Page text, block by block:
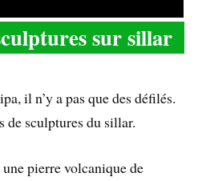
sur sillar
il n’y a pas que des défilés.
de sculptures du sillar.
pierre volcanique de